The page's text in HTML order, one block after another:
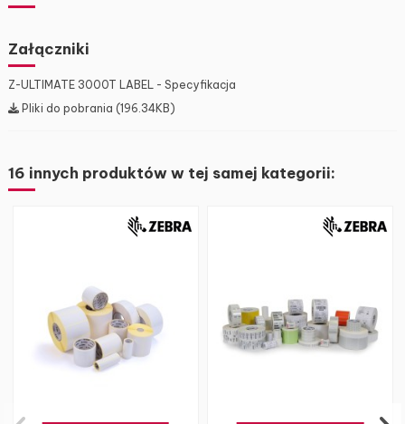
Załączniki
Z-ULTIMATE 3000T LABEL - Specyfikacja
Pliki do pobrania (196.34KB)
16 innych produktów w tej samej kategorii: